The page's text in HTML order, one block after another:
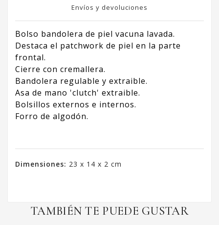
Envíos y devoluciones
Bolso bandolera de piel vacuna lavada.
Destaca el patchwork de piel en la parte
frontal.
Cierre con cremallera.
Bandolera regulable y extraible.
Asa de mano 'clutch' extraible.
Bolsillos externos e internos.
Forro de algodón.
Dimensiones: 23 x 14 x 2 cm
TAMBIÉN TE PUEDE GUSTAR